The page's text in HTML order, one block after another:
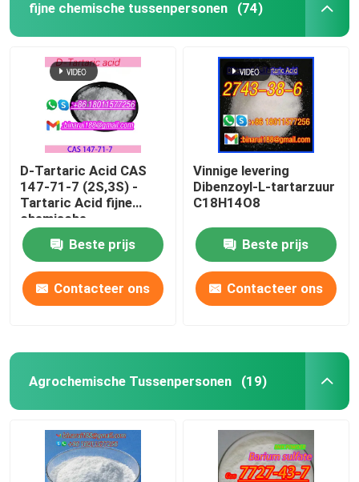
fijne chemische tussenpersonen (74)
D-Tartaric Acid CAS
147-71-7 (2S,3S) -
Tartaric Acid fijne
chemische
tussenproducten
Beste prijs
Contacteer ons
Vinnige levering
Dibenzoyl-L-tartarzuur
C18H14O8
Beste prijs
Contacteer ons
Agrochemische Tussenpersonen (19)